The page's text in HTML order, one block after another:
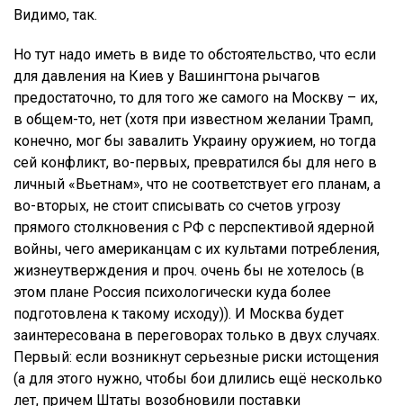
Видимо, так.
Но тут надо иметь в виде то обстоятельство, что если
для давления на Киев у Вашингтона рычагов
предостаточно, то для того же самого на Москву – их,
в общем-то, нет (хотя при известном желании Трамп,
конечно, мог бы завалить Украину оружием, но тогда
сей конфликт, во-первых, превратился бы для него в
личный «Вьетнам», что не соответствует его планам, а
во-вторых, не стоит списывать со счетов угрозу
прямого столкновения с РФ с перспективой ядерной
войны, чего американцам с их культами потребления,
жизнеутверждения и проч. очень бы не хотелось (в
этом плане Россия психологически куда более
подготовлена к такому исходу)). И Москва будет
заинтересована в переговорах только в двух случаях.
Первый: если возникнут серьезные риски истощения
(а для этого нужно, чтобы бои длились ещё несколько
лет, причем Штаты возобновили поставки